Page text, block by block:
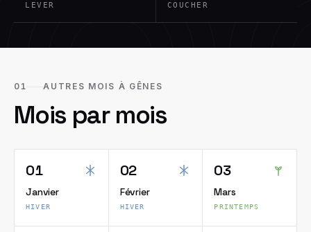
LEVER COUCHER
01 AUTRES MOIS À GÊNES
Mois par mois
01
Janvier
HIVER
02
Février
HIVER
03
Mars
PRINTEMPS